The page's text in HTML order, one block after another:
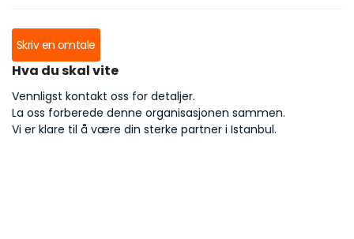
Skriv en omtale
Hva du skal vite
Vennligst kontakt oss for detaljer.
La oss forberede denne organisasjonen sammen.
Vi er klare til å være din sterke partner i Istanbul.